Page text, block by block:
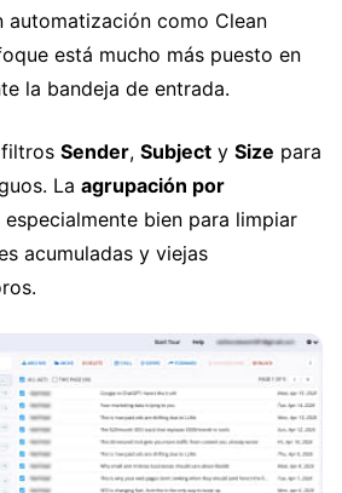
automatización como Clean
está mucho más puesto en
la bandeja de entrada.
Sender, Subject y Size para
La agrupación por
bien para limpiar
acumuladas y viejas